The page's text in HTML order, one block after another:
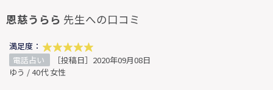
恩慈うらら 先生への口コミ
満足度：
電話占い
［投稿日］2020年09月08日
ゆう / 40代 女性